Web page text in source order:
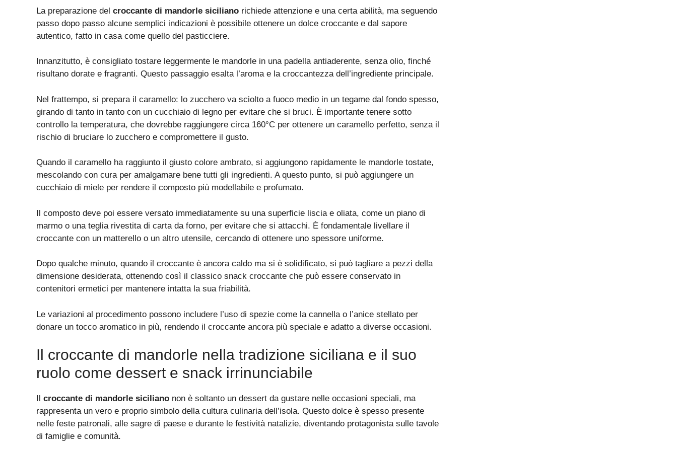
La preparazione del croccante di mandorle siciliano richiede attenzione e una certa abilità, ma seguendo
passo dopo passo alcune semplici indicazioni è possibile ottenere un dolce croccante e dal sapore
autentico, fatto in casa come quello del pasticciere.
Innanzitutto, è consigliato tostare leggermente le mandorle in una padella antiaderente, senza olio, finché
risultano dorate e fragranti. Questo passaggio esalta l’aroma e la croccantezza dell’ingrediente principale.
Nel frattempo, si prepara il caramello: lo zucchero va sciolto a fuoco medio in un tegame dal fondo spesso,
girando di tanto in tanto con un cucchiaio di legno per evitare che si bruci. È importante tenere sotto
controllo la temperatura, che dovrebbe raggiungere circa 160°C per ottenere un caramello perfetto, senza il
rischio di bruciare lo zucchero e compromettere il gusto.
Quando il caramello ha raggiunto il giusto colore ambrato, si aggiungono rapidamente le mandorle tostate,
mescolando con cura per amalgamare bene tutti gli ingredienti. A questo punto, si può aggiungere un
cucchiaio di miele per rendere il composto più modellabile e profumato.
Il composto deve poi essere versato immediatamente su una superficie liscia e oliata, come un piano di
marmo o una teglia rivestita di carta da forno, per evitare che si attacchi. È fondamentale livellare il
croccante con un matterello o un altro utensile, cercando di ottenere uno spessore uniforme.
Dopo qualche minuto, quando il croccante è ancora caldo ma si è solidificato, si può tagliare a pezzi della
dimensione desiderata, ottenendo così il classico snack croccante che può essere conservato in
contenitori ermetici per mantenere intatta la sua friabilità.
Le variazioni al procedimento possono includere l’uso di spezie come la cannella o l’anice stellato per
donare un tocco aromatico in più, rendendo il croccante ancora più speciale e adatto a diverse occasioni.
Il croccante di mandorle nella tradizione siciliana e il suo
ruolo come dessert e snack irrinunciabile
Il croccante di mandorle siciliano non è soltanto un dessert da gustare nelle occasioni speciali, ma
rappresenta un vero e proprio simbolo della cultura culinaria dell’isola. Questo dolce è spesso presente
nelle feste patronali, alle sagre di paese e durante le festività natalizie, diventando protagonista sulle tavole
di famiglie e comunità.